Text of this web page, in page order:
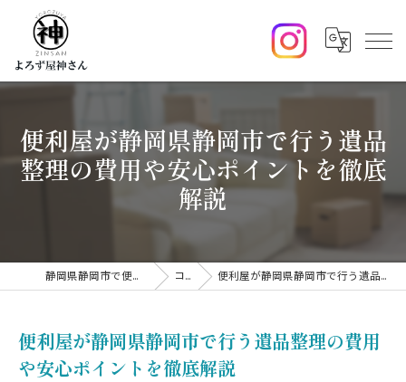
便利屋が静岡県静岡市で行う遺品
整理の費用や安心ポイントを徹底
解説
静岡県静岡市で便利屋ならよろず屋神さん コラム 便利屋が静岡県静岡市で行う遺品整理の費用や安心ポイントを徹底解説
便利屋が静岡県静岡市で行う遺品整理の費用
や安心ポイントを徹底解説